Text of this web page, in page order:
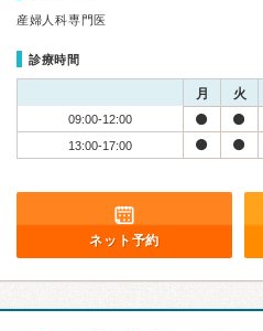
産婦人科専門医
診療時間
月 火
09:00-12:00
13:00-17:00
ネット予約